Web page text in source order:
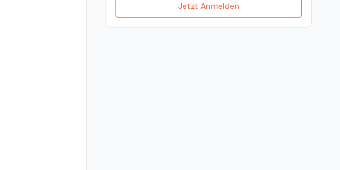
Jetzt Anmelden